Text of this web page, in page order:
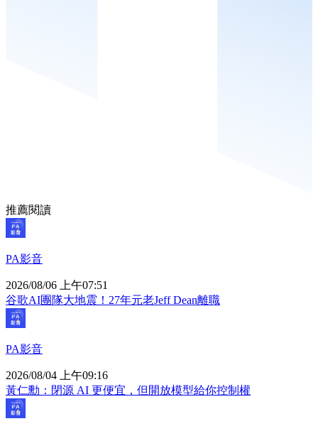
推薦閱讀
PA影音
2026/08/06 上午07:51
谷歌AI團隊大地震！27年元老Jeff Dean離職
PA影音
2026/08/04 上午09:16
黃仁勳：閉源 AI 更便宜，但開放模型給你控制權